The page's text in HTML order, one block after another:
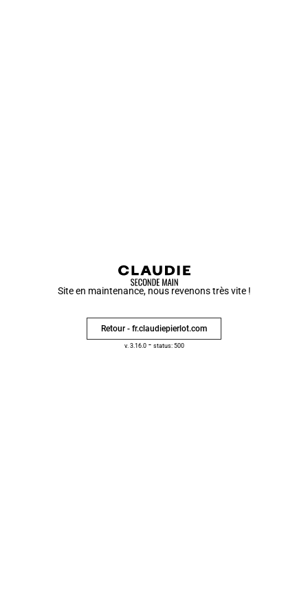
Site en maintenance, nous revenons très vite !
Retour - fr.claudiepierlot.com
v. 3.16.0- status: 500